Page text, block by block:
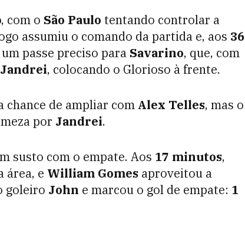
com o São Paulo tentando controlar a
assumiu o comando da partida e, aos 36
passe preciso para Savarino, que, com
Jandrei, colocando o Glorioso à frente.
chance de ampliar com Alex Telles, mas o
por Jandrei.
susto com o empate. Aos 17 minutos,
área, e William Gomes aproveitou a
goleiro John e marcou o gol de empate: 1